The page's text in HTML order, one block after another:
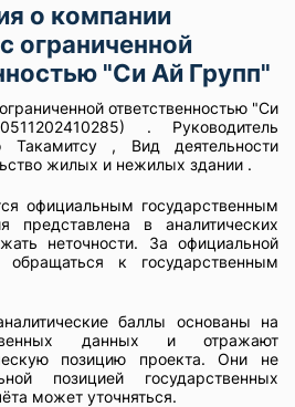
о компании
ограниченной
"Си Ай Групп"
ответственностью "Си
. Руководитель
Такамитсу , Вид деятельности
жилых и нежилых здании .
официальным государственным
представлена в аналитических
неточности. За официальной
обращаться к государственным
баллы основаны на
данных и отражают
позицию проекта. Они не
позицией государственных
может уточняться.